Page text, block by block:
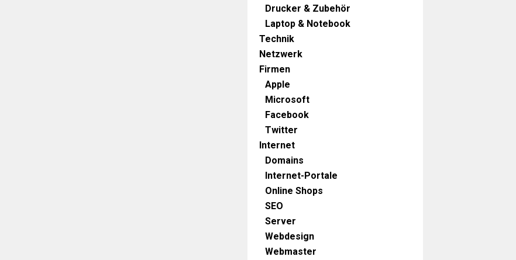
Drucker & Zubehör
Laptop & Notebook
Technik
Netzwerk
Firmen
Apple
Microsoft
Facebook
Twitter
Internet
Domains
Internet-Portale
Online Shops
SEO
Server
Webdesign
Webmaster